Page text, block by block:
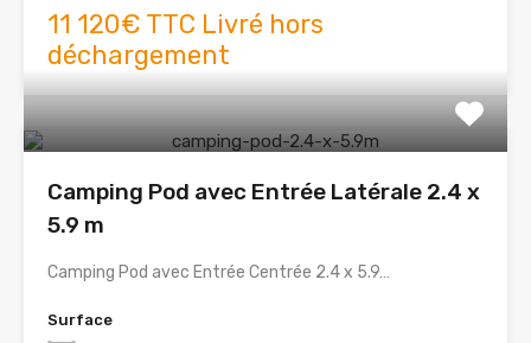
11 120€ TTC Livré hors
déchargement
Camping Pod avec Entrée Latérale 2.4 x
5.9 m
Camping Pod avec Entrée Centrée 2.4 x 5.9…
Surface